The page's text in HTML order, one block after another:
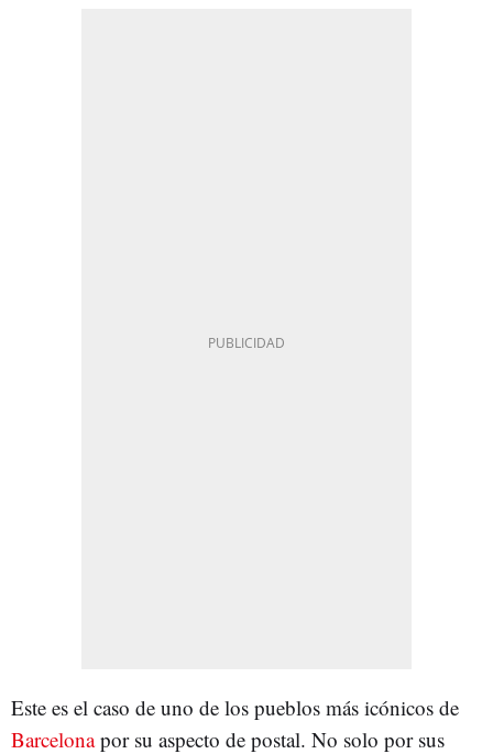
Este es el caso de uno de los pueblos más icónicos de
Barcelonapor su aspecto de postal. No solo por sus